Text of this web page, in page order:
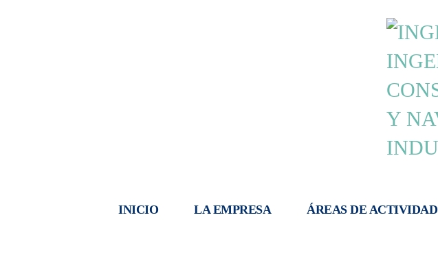
INICIO LA EMPRESA ÁREAS DE ACTIVIDAD